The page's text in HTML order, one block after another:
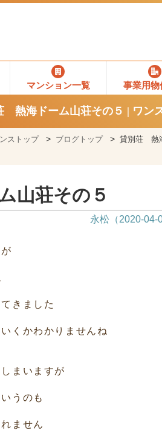
マンション一覧 事業用物
熱海ドーム山荘その５ | ワン
ストップ ブログトップ 貸別荘 熱
山荘その５
永松（2020-04-
きました
くかわかりませんね
まいますが
うのも
ません